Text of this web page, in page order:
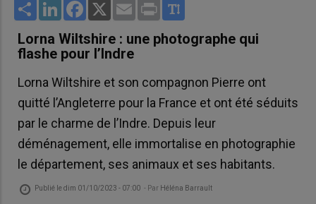
Share LinkedInFacebook
X Email Print
Lorna Wiltshire : une photographe qui
flashe pour l’Indre
Lorna Wiltshire et son compagnon Pierre ont
quitté l’Angleterre pour la France et ont été séduits
par le charme de l’Indre. Depuis leur
déménagement, elle immortalise en photographie
le département, ses animaux et ses habitants.
Publié ledim 01/10/2023 - 07:00 - Par Héléna Barrault